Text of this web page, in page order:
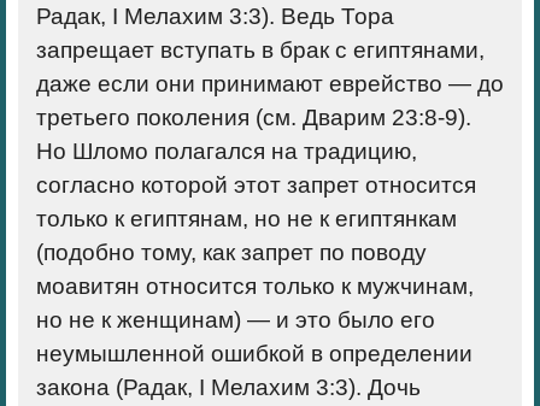
Радак, I Мелахим 3:3). Ведь Тора
запрещает вступать в брак с египтянами,
даже если они принимают еврейство — до
третьего поколения (см. Дварим 23:8-9).
Но Шломо полагался на традицию,
согласно которой этот запрет относится
только к египтянам, но не к египтянкам
(подобно тому, как запрет по поводу
моавитян относится только к мужчинам,
но не к женщинам) — и это было его
неумышленной ошибкой в определении
закона (Радак, I Мелахим 3:3). Дочь